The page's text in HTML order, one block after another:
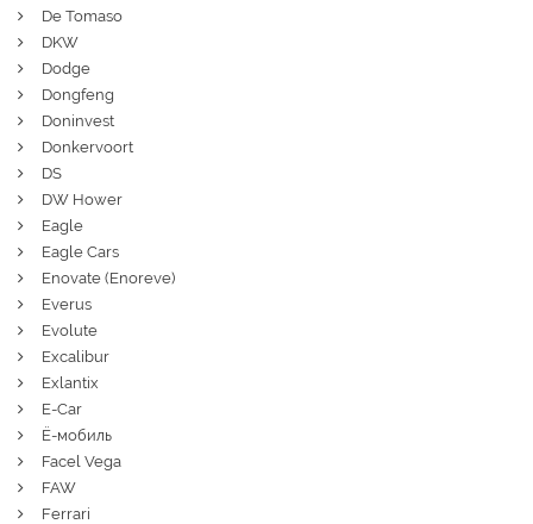
De Tomaso
DKW
Dodge
Dongfeng
Doninvest
Donkervoort
DS
DW Hower
Eagle
Eagle Cars
Enovate (Enoreve)
Everus
Evolute
Excalibur
Exlantix
E-Car
Ё-мобиль
Facel Vega
FAW
Ferrari